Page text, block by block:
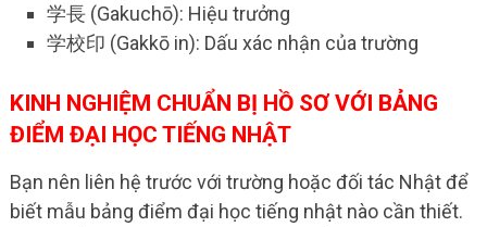
学長 (Gakuchō): Hiệu trưởng
学校印 (Gakkō in): Dấu xác nhận của trường
KINH NGHIỆM CHUẨN BỊ HỒ SƠ VỚI BẢNG
ĐIỂM ĐẠI HỌC TIẾNG NHẬT
Bạn nên liên hệ trước với trường hoặc đối tác Nhật để
biết mẫu bảng điểm đại học tiếng nhật nào cần thiết.